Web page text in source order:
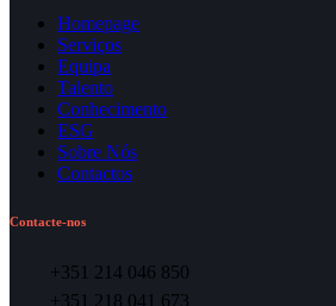
Homepage
Serviços
Equipa
Talento
Conhecimento
ESG
Sobre Nós
Contactos
Contacte-nos
+351 214 046 850
+351 218 041 673